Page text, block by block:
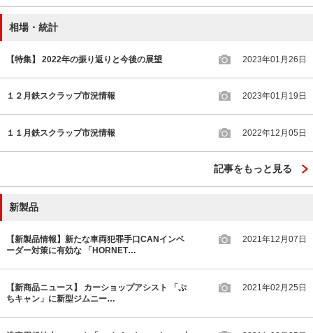
相場・統計
【特集】 2022年の振り返りと今後の展望 2023年01月26日
１２月鉄スクラップ市況情報 2023年01月19日
１１月鉄スクラップ市況情報 2022年12月05日
記事をもっと見る
新製品
【新製品情報】新たな車両犯罪手口CANインベ
ーダー対策に有効な 「HORNET…
2021年12月07日
【新商品ニュース】 カーショップアシスト 「ぷ
ちキャン」に新型ジムニー…
2021年02月25日